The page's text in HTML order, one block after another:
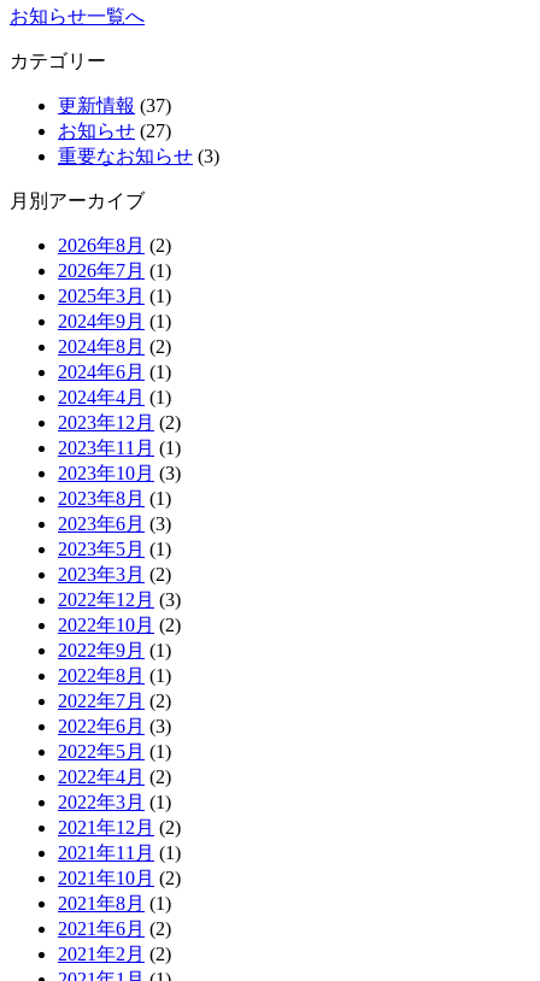
お知らせ一覧へ
カテゴリー
更新情報 (37)
お知らせ (27)
重要なお知らせ (3)
月別アーカイブ
2026年8月 (2)
2026年7月 (1)
2025年3月 (1)
2024年9月 (1)
2024年8月 (2)
2024年6月 (1)
2024年4月 (1)
2023年12月 (2)
2023年11月 (1)
2023年10月 (3)
2023年8月 (1)
2023年6月 (3)
2023年5月 (1)
2023年3月 (2)
2022年12月 (3)
2022年10月 (2)
2022年9月 (1)
2022年8月 (1)
2022年7月 (2)
2022年6月 (3)
2022年5月 (1)
2022年4月 (2)
2022年3月 (1)
2021年12月 (2)
2021年11月 (1)
2021年10月 (2)
2021年8月 (1)
2021年6月 (2)
2021年2月 (2)